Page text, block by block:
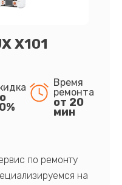
X101
Время
ремонта
от 20
мин
по ремонту
на